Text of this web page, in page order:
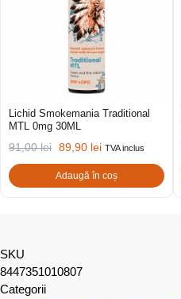
Lichid Smokemania Traditional
MTL 0mg 30ML
91,00lei 89,90 lei TVA inclus
Adaugă în coș
SKU
8447351010807
Categorii